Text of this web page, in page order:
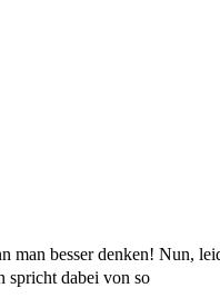
besser denken! Nun,
spricht dabei von so